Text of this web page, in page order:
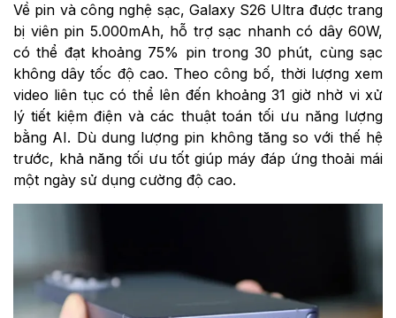
Về pin và công nghệ sạc, Galaxy S26 Ultra được trang
bị viên pin 5.000mAh, hỗ trợ sạc nhanh có dây 60W,
có thể đạt khoảng 75% pin trong 30 phút, cùng sạc
không dây tốc độ cao. Theo công bố, thời lượng xem
video liên tục có thể lên đến khoảng 31 giờ nhờ vi xử
lý tiết kiệm điện và các thuật toán tối ưu năng lượng
bằng AI. Dù dung lượng pin không tăng so với thế hệ
trước, khả năng tối ưu tốt giúp máy đáp ứng thoải mái
một ngày sử dụng cường độ cao.